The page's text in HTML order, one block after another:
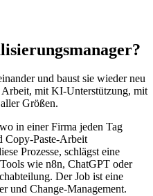
und baust sie wieder neu
mit KI-Unterstützung, mit
Größen.
in einer Firma jeden Tag
Copy-Paste-Arbeit
Prozesse, schlägst eine
wie n8n, ChatGPT oder
Der Job ist eine
und Change-Management.